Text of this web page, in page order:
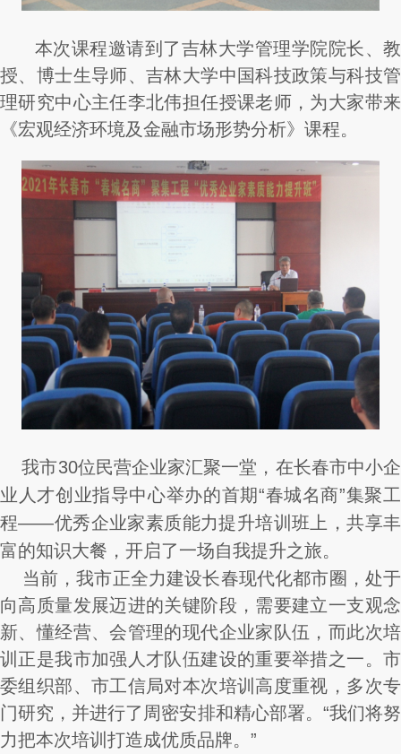
本次课程邀请到了吉林大学管理学院院长、教
授、博士生导师、吉林大学中国科技政策与科技管
理研究中心主任李北伟担任授课老师，为大家带来
《宏观经济环境及金融市场形势分析》课程。
我市30位民营企业家汇聚一堂，在长春市中小企
业人才创业指导中心举办的首期“春城名商”集聚工
程——优秀企业家素质能力提升培训班上，共享丰
富的知识大餐，开启了一场自我提升之旅。
当前，我市正全力建设长春现代化都市圈，处于
向高质量发展迈进的关键阶段，需要建立一支观念
新、懂经营、会管理的现代企业家队伍，而此次培
训正是我市加强人才队伍建设的重要举措之一。市
委组织部、市工信局对本次培训高度重视，多次专
门研究，并进行了周密安排和精心部署。“我们将努
力把本次培训打造成优质品牌。”